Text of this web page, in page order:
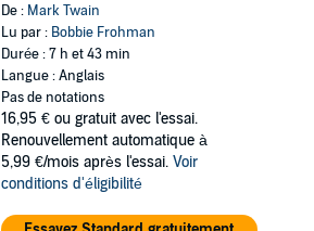
De : Mark Twain
Lu par : Bobbie Frohman
Durée : 7 h et 43 min
Langue : Anglais
Pas de notations
16,95 € ou gratuit avec l'essai.
Renouvellement automatique à
5,99 €/mois après l'essai. Voir
conditions d'éligibilité